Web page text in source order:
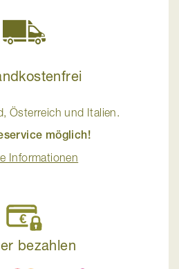
Österreich und Italien.
möglich!
Informationen
bezahlen